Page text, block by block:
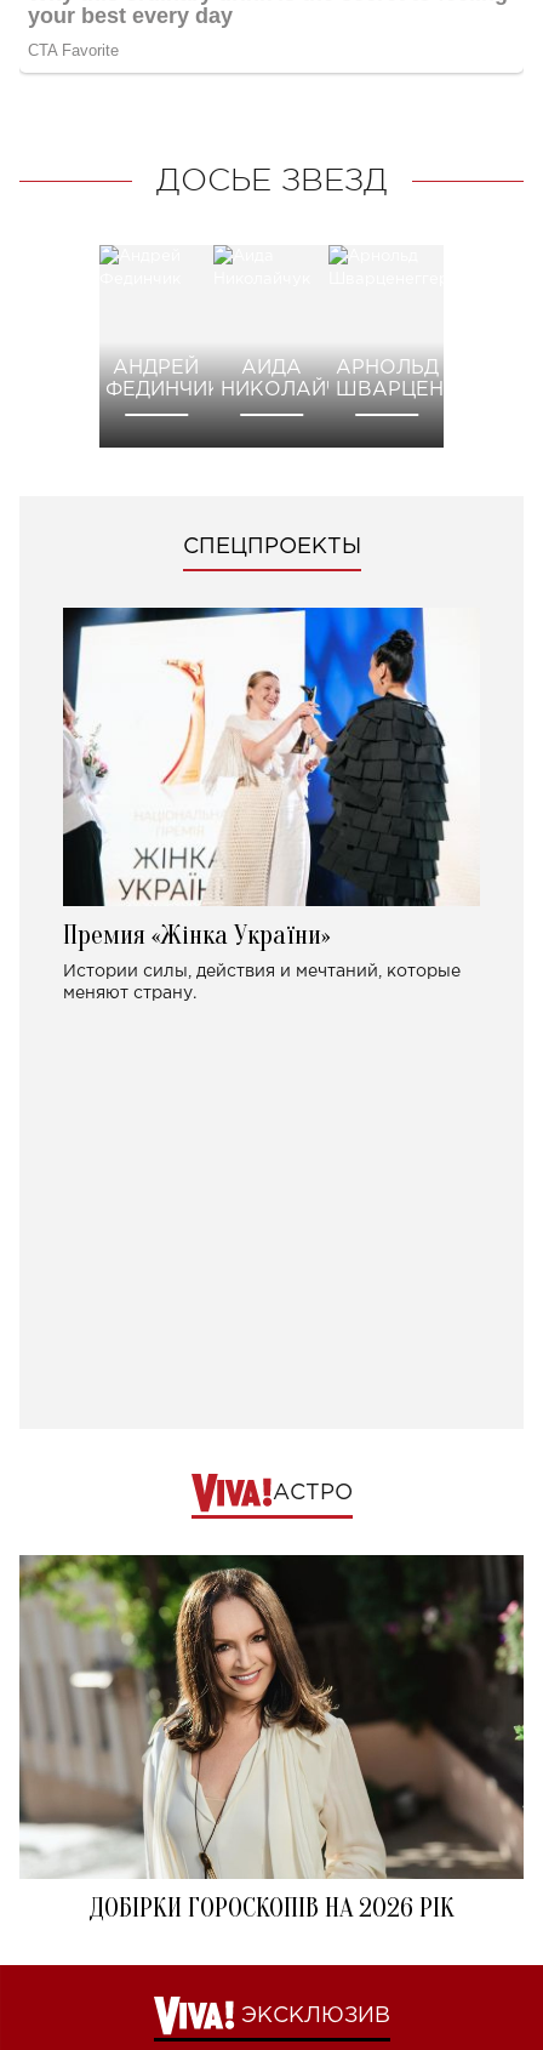
ДОСЬЕ ЗВЕЗД
АНДРЕЙ
ФЕДИНЧИК
АИДА
НИКОЛАЙЧУК
АРНОЛЬД
ШВАРЦЕНЕГГЕР
СПЕЦПРОЕКТЫ
Премия «Жінка України»
Истории силы, действия и мечтаний, которые
меняют страну.
АСТРО
ДОБІРКИ ГОРОСКОПІВ НА 2026 РІК
ЭКСКЛЮЗИВ